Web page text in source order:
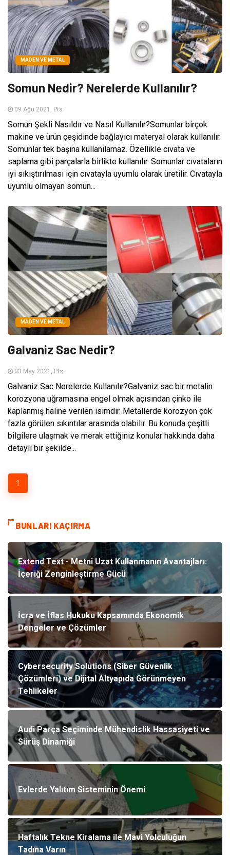
MADEN VE METAL
Somun Nedir? Nerelerde Kullanılır?
09 Ağu 2021, Pts
Somun Şekli Nasıldır ve Nasıl Kullanılır?Somunlar birçok
makine ve ürün çeşidinde bağlayıcı materyal olarak kullanılır.
Somunlar tek başına kullanılamaz. Özellikle cıvata ve
saplama gibi parçalarla birlikte kullanılır. Somunlar cıvataların
iyi sıkıştırılması için cıvatayla uyumlu olarak üretilir. Cıvatayla
uyumlu olmayan somun...
MADEN VE METAL
Galvaniz Sac Nedir?
03 May 2021, Pts
Galvaniz Sac Nerelerde Kullanılır?Galvaniz sac bir metalin
korozyona uğramasına engel olmak açısından çinko ile
kaplanmış haline verilen isimdir. Metallerde korozyon çok
fazla görülen sıkıntılar arasında olabilir. Bu konuda çeşitli
bilgilere ulaşmak ve merak ettiğiniz konular hakkında daha
detaylı bir şekilde...
1
BUNLARI KAÇIRMA
Extend Text - Metni Uzat Kullanmanın Avantajları:
İçeriği Zenginleştirme Gücü
İcra ve İflas Hukuku Kapsamında Ekonomik
Dengeler ve Çözümler
Cybersecurity Solutions (Siber Güvenlik
Çözümleri) ve Dijital Altyapıda Görünmeyen
Tehlikeler
Audi Parça Seçiminde Mühendislik Hassasiyeti ve
Sürüş Dinamiği
Evlerde Yalıtım Sisteminin Önemi
Haftalık Tekne Kiralama ile Mavi Yolculuğun
Tadına Varın